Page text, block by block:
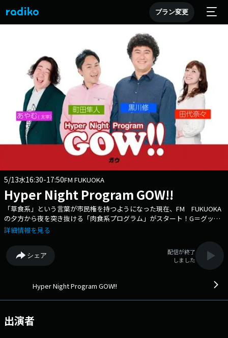
プラン変更
5/13水16:30-17:50FM FUKUOKA
Hyper Night Program GOW!!
「草食系」という言葉が市民権を持つようになった現在、FM FUKUOKA
の夕方から夜を突き抜ける「肉食系プログラム」がスタート！G＝グッド
ミュージックにのせて、O＝オリジナルに、そして W＝ワイルドに！個
ます。 ▽16:38〜 【 TRAFFIC REPORT 】 - ▽16:42〜 【 WEATHER
REPORT 】 - ▽17:05〜 【 DJ'Sチョイス 】 各曜日担当のパーソナ
リティー自らいろんなジャンルから選曲。 その日に聞いてほしい曲、こ
▽17:12〜 【 TRAFFIC REPORT 】 - ▽17:18〜 【 あつまれ！！アイラ
リティー3人が、学び！遊んじゃいます！お楽しみに！ ▽17:34〜 【
ジャパネットたかた ラジオショッピング 】 ジャパネットたかた ラジオ
詳細情報を見る
シェア
配信が終了
しました
Hyper Night Program GOW!!
出演者